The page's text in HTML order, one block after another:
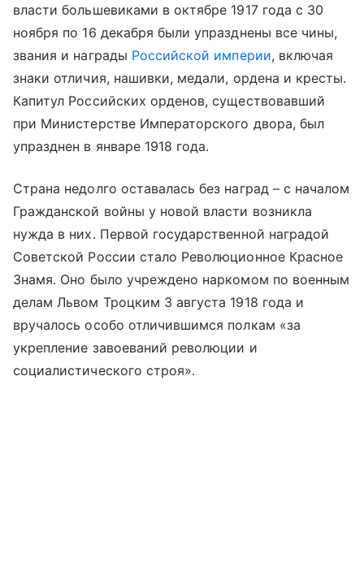
власти большевиками в октябре 1917 года с 30
ноября по 16 декабря были упразднены все чины,
звания и награды Российской империи, включая
знаки отличия, нашивки, медали, ордена и кресты.
Капитул Российских орденов, существовавший
при Министерстве Императорского двора, был
упразднен в январе 1918 года.
Страна недолго оставалась без наград – с началом
Гражданской войны у новой власти возникла
нужда в них. Первой государственной наградой
Советской России стало Революционное Красное
Знамя. Оно было учреждено наркомом по военным
делам Львом Троцким 3 августа 1918 года и
вручалось особо отличившимся полкам «за
укрепление завоеваний революции и
социалистического строя».